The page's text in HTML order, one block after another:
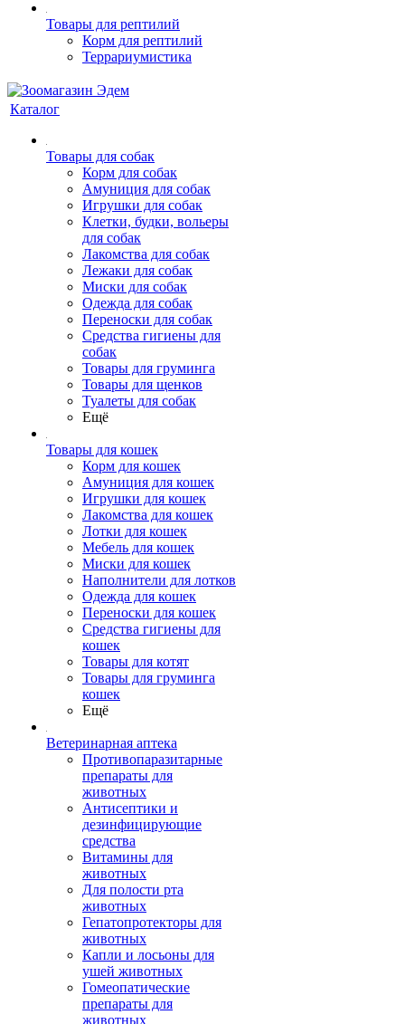
Товары для рептилий
Корм для рептилий
Террариумистика
Каталог
Товары для собак
Корм для собак
Амуниция для собак
Игрушки для собак
Клетки, будки, вольеры
для собак
Лакомства для собак
Лежаки для собак
Миски для собак
Одежда для собак
Переноски для собак
Средства гигиены для
собак
Товары для груминга
Товары для щенков
Туалеты для собак
Ещё
Товары для кошек
Корм для кошек
Амуниция для кошек
Игрушки для кошек
Лакомства для кошек
Лотки для кошек
Мебель для кошек
Миски для кошек
Наполнители для лотков
Одежда для кошек
Переноски для кошек
Средства гигиены для
кошек
Товары для котят
Товары для груминга
кошек
Ещё
Ветеринарная аптека
Противопаразитарные
препараты для
животных
Антисептики и
дезинфицирующие
средства
Витамины для
животных
Для полости рта
животных
Гепатопротекторы для
животных
Капли и лосьоны для
ушей животных
Гомеопатические
препараты для
животных